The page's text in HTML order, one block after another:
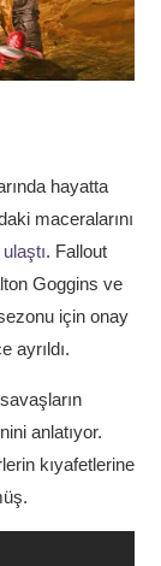
hayatta
maceralarını
ulaştı. Fallout
Goggins ve
için onay
ayrıldı.
anlatıyor.
kıyafetlerine